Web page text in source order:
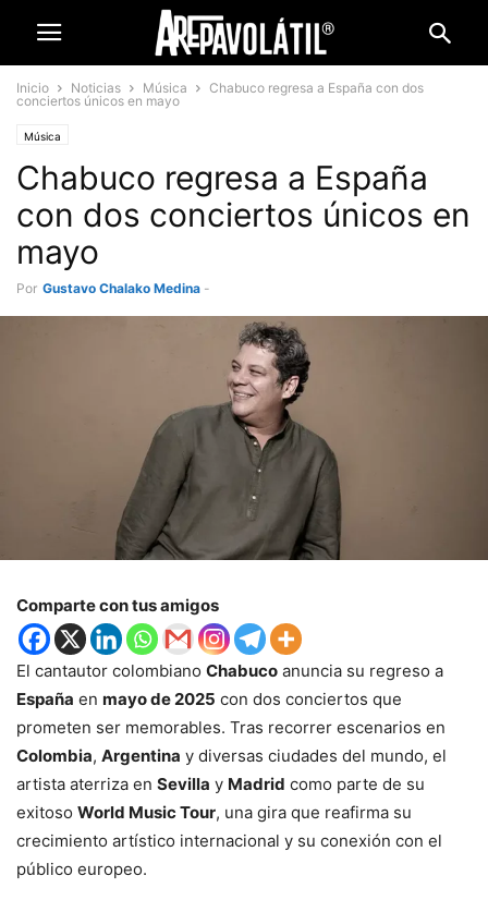
Inicio Noticias Música
Chabuco regresa a España con dos
conciertos únicos en mayo
Música
Chabuco regresa a España
con dos conciertos únicos en
mayo
Por Gustavo Chalako Medina -
Comparte con tus amigos
El cantautor colombiano Chabuco anuncia su regreso a
España en mayo de 2025 con dos conciertos que
prometen ser memorables. Tras recorrer escenarios en
Colombia, Argentina y diversas ciudades del mundo, el
artista aterriza en Sevilla y Madrid como parte de su
exitoso World Music Tour, una gira que reafirma su
crecimiento artístico internacional y su conexión con el
público europeo.